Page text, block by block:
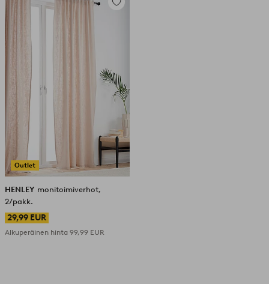
Outlet
Lisää
HENLEY monitoimiverhot,
2/pakk.
29,99 EUR
Alkuperäinen hinta 99,99 EUR